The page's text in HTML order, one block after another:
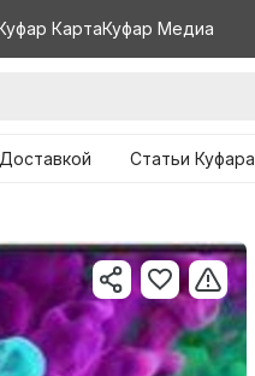
КартаКуфар Медиа
Статьи Куфара